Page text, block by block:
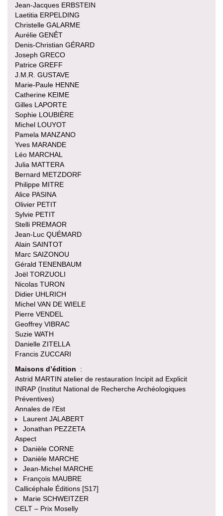
Jean-Jacques ERBSTEIN
Laetitia ERPELDING
Christelle GALARME
Aurélie GENÊT
Denis-Christian GÉRARD
Joseph GRECO
Patrice GREFF
J.M.R. GUSTAVE
Marie-Paule HENNE
Catherine KEIME
Gilles LAPORTE
Sophie LOUBIÈRE
Michel LOUYOT
Pamela MANZANO
Yves MARANDE
Léo MARCHAL
Julia MATTERA
Bernard METZDORF
Philippe MITRE
Alice PASINA
Olivier PETIT
Sylvie PETIT
Stelli PREMAOR
Jean-Luc QUÉMARD
Alain SAINTOT
Marc SAIZONOU
Gérald TENENBAUM
Joël TORZUOLI
Nicolas TURON
Didier UHLRICH
Michel VAN DE WIELE
Pierre VENDEL
Geoffrey VIBRAC
Suzie WATH
Danielle ZITELLA
Francis ZUCCARI
Maisons d’édition
:
Astrid MARTIN atelier de restauration Incipit ad Explicit
INRAP (Institut National de Recherche Archéologiques
Préventives)
Annales de l’Est
Laurent JALABERT
Jonathan PEZZETA
Aspect
Danièle CORNE
Danièle MARCHE
Jean-Michel MARCHE
François MAUBRE
Callicéphale Éditions [S17]
Marie SCHWEITZER
CELT – Prix Moselly